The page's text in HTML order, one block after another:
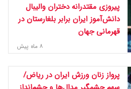
پیروزی مقتدرانه دختران والیبال
دانش‌آموز ایران برابر بلغارستان در
قهرمانی جهان
۸ ماه پیش
پرواز زنان ورزش ایران در ریاض/